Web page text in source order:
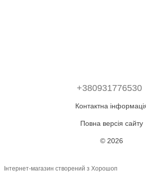
+380931776530
Контактна
Повна версія сайту
© 2026
Інтернет-магазин створений з Хорошоп